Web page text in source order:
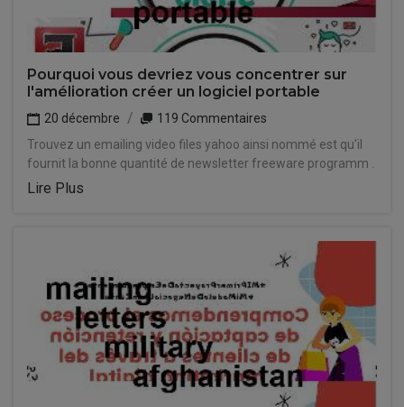
Pourquoi vous devriez vous concentrer sur
l'amélioration créer un logiciel portable
20 décembre
119 Commentaires
Trouvez un emailing video files yahoo ainsi nommé est qu'il
fournit la bonne quantité de newsletter freeware programm .
Lire Plus